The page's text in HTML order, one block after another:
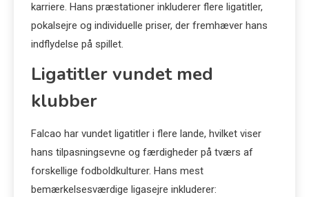
karriere. Hans præstationer inkluderer flere ligatitler,
pokalsejre og individuelle priser, der fremhæver hans
indflydelse på spillet.
Ligatitler vundet med
klubber
Falcao har vundet ligatitler i flere lande, hvilket viser
hans tilpasningsevne og færdigheder på tværs af
forskellige fodboldkulturer. Hans mest
bemærkelsesværdige ligasejre inkluderer: